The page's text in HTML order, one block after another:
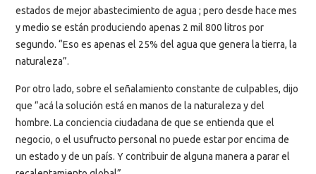
estados de mejor abastecimiento de agua ; pero desde hace mes
y medio se están produciendo apenas 2 mil 800 litros por
segundo. “Eso es apenas el 25% del agua que genera la tierra, la
naturaleza”.
Por otro lado, sobre el señalamiento constante de culpables, dijo
que “acá la solución está en manos de la naturaleza y del
hombre. La conciencia ciudadana de que se entienda que el
negocio, o el usufructo personal no puede estar por encima de
un estado y de un país. Y contribuir de alguna manera a parar el